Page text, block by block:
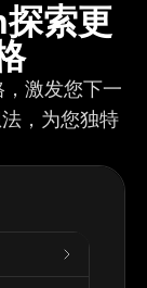
索更
激发您下一
，为您独特